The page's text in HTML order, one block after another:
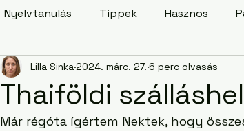
Nyelvtanulás Tippek Hasznos
Thaiföldi
Lilla Sinka 2024. márc. 27. 6 perc olvasás
Már régóta ígértem Nektek, hogy